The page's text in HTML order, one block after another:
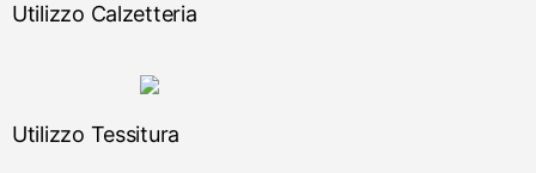
Utilizzo Calzetteria
Utilizzo Tessitura